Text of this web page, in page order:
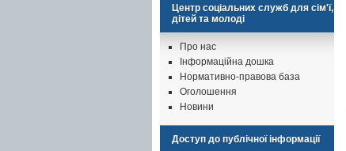
Центр соціальних служб для сім'ї,
дітей та молоді
Про нас
Інформаційна дошка
Нормативно-правова база
Оголошення
Новини
Доступ до публічної інформації